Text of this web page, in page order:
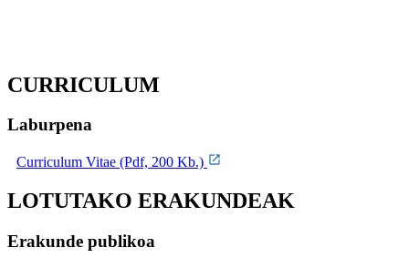
CURRICULUM
Laburpena
Curriculum Vitae (Pdf, 200 Kb.)
LOTUTAKO ERAKUNDEAK
Erakunde publikoa